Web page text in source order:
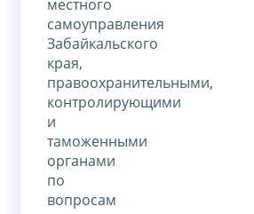
местного
самоуправления
Забайкальского
края,
правоохранительными,
контролирующими
и
таможенными
органами
по
вопросам